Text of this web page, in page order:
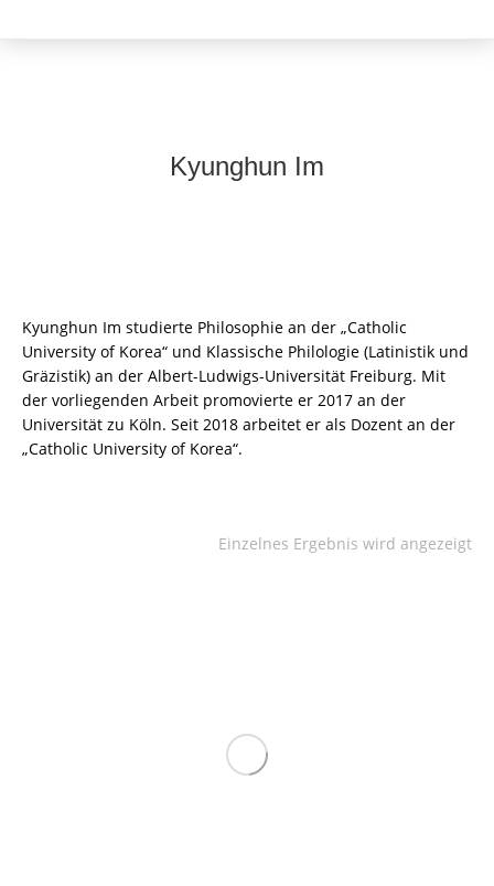
Kyunghun Im
Kyunghun Im studierte Philosophie an der „Catholic
University of Korea“ und Klassische Philologie (Latinistik und
Gräzistik) an der Albert-Ludwigs-Universität Freiburg. Mit
der vorliegenden Arbeit promovierte er 2017 an der
Universität zu Köln. Seit 2018 arbeitet er als Dozent an der
„Catholic University of Korea“.
Einzelnes Ergebnis wird angezeigt